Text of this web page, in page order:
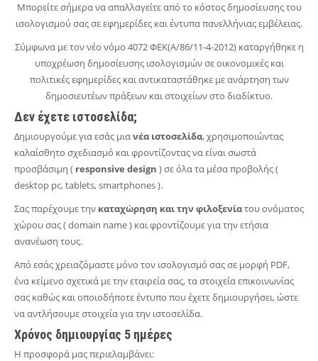
ΕΠΙΚΟΙΝΩΝΙΑ
Μπορείτε σήμερα να απαλλαγείτε από το κόστος δημοσίευσης του
ισολογισμού σας σε εφημερίδες και έντυπα πανελλήνιας εμβέλειας.
Σύμφωνα με τον νέο νόμο 4072 ΦΕΚ(Α/86/11-4-2012) καταργήθηκε η
υποχρέωση δημοσίευσης ισολογισμών σε οικονομικές και
πολιτικές εφημερίδες και αντικαταστάθηκε με ανάρτηση των
δημοσιευτέων πράξεων και στοιχείων στο διαδίκτυο.
Δεν έχετε ιστοσελίδα;
Δημιουργούμε για εσάς μιανέα ιστοσελίδα, χρησιμοποιώντας
καλαίσθητο σχεδιασμό και φροντίζοντας να είναι σωστά
προσβάσιμη ( responsive design ) σε όλα τα μέσα προβολής (
desktop pc, tablets, smartphones ).
Σας παρέχουμε την καταχώρηση και την φιλοξενίατου ονόματος
χώρου σας ( domain name ) και φροντίζουμε για την ετήσια
ανανέωση τους.
Από εσάς χρειαζόμαστε μόνο τον ισολογισμό σας σε μορφή PDF,
ένα κείμενο σχετικά με την εταιρεία σας, τα στοιχεία επικοινωνίας
σας καθώς και οποιοδήποτε έντυπο που έχετε δημιουργήσει, ώστε
να αντλήσουμε στοιχεία για την ιστοσελίδα.
Χρόνος δημιουργίας 5 ημέρες
Η προσφορά μας περιελαμβάνει: